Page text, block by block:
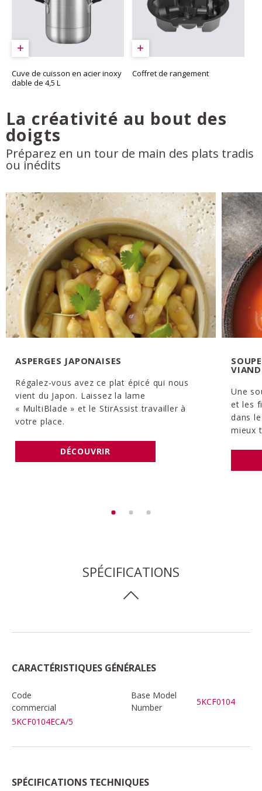
Cuve de cuisson en acier inoxy
dable de 4,5 L
Coffret de rangement
La créativité au bout des
doigts
Préparez en un tour de main des plats tradis
ou inédits
ASPERGES JAPONAISES
Régalez-vous avez ce plat épicé qui nous
vient du Japon. Laissez la lame
« MultiBlade » et le StirAssist travailler à
votre place.
DÉCOUVRIR
Une
et les
dans
mieux
SPÉCIFICATIONS
CARACTÉRISTIQUES GÉNÉRALES
Code
commercial
5KCF0104ECA/5
Base Model
Number
5KCF0104
SPÉCIFICATIONS TECHNIQUES